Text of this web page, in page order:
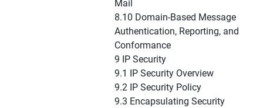
Mail
8.10 Domain-Based Message
Authentication, Reporting, and
Conformance
9 IP Security
9.1 IP Security Overview
9.2 IP Security Policy
9.3 Encapsulating Security